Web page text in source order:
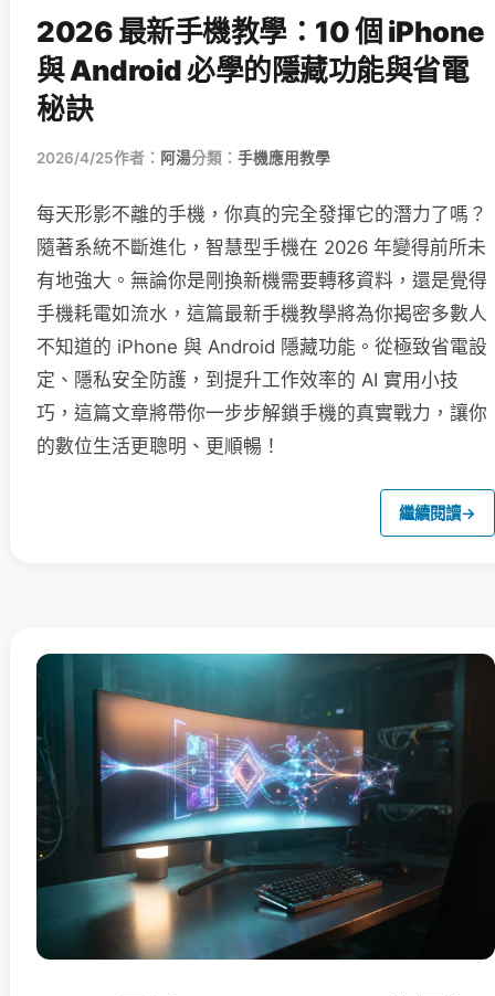
2026 最新手機教學：10 個 iPhone
與 Android 必學的隱藏功能與省電
秘訣
2026/4/25作者： 阿湯分類： 手機應用教學
每天形影不離的手機，你真的完全發揮它的潛力了嗎？
隨著系統不斷進化，智慧型手機在 2026 年變得前所未
有地強大。無論你是剛換新機需要轉移資料，還是覺得
手機耗電如流水，這篇最新手機教學將為你揭密多數人
不知道的 iPhone 與 Android 隱藏功能。從極致省電設
定、隱私安全防護，到提升工作效率的 AI 實用小技
巧，這篇文章將帶你一步步解鎖手機的真實戰力，讓你
的數位生活更聰明、更順暢！
繼續閱讀→